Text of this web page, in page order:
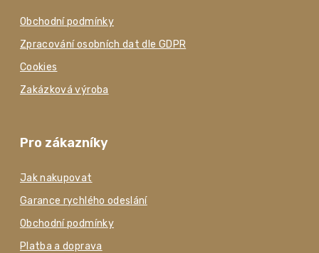
Obchodní podmínky
Zpracování osobních dat dle GDPR
Cookies
Zakázková výroba
Pro zákazníky
Jak nakupovat
Garance rychlého odeslání
Obchodní podmínky
Platba a doprava